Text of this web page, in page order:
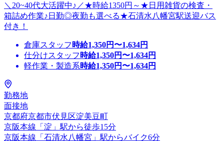
＼20~40代大活躍中♪／★時給1350円～★日用雑貨の検査・
箱詰め作業♪日勤◎夜勤も選べる★石清水八幡宮駅送迎バス
付き！
倉庫スタッフ 時給1,350円〜1,634円
仕分けスタッフ 時給1,350円〜1,634円
軽作業・製造系時給1,350円〜1,634円
勤務地
面接地
京都府京都市伏見区淀美豆町
京阪本線「淀」駅から徒歩15分
京阪本線「石清水八幡宮」駅からバイク6分